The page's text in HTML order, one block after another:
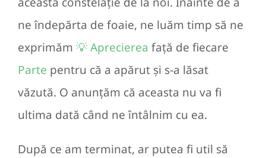
ne îndepărta de foaie, ne luăm timp să ne
exprimăm 💡 Aprecierea față de fiecare
Parte pentru că a apărut și s-a lăsat
văzută. O anunțăm că aceasta nu va fi
ultima dată când ne întâlnim cu ea.
După ce am terminat, ar putea fi util să